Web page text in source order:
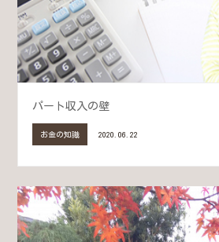
パート収入の壁
お金の知識 2020.06.22